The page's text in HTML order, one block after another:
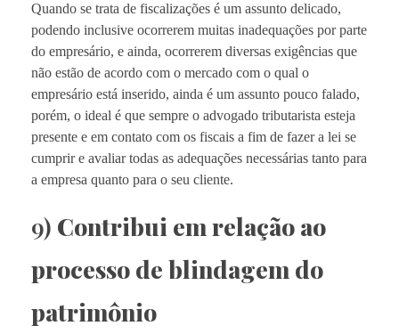
Quando se trata de fiscalizações é um assunto delicado,
podendo inclusive ocorrerem muitas inadequações por parte
do empresário, e ainda, ocorrerem diversas exigências que
não estão de acordo com o mercado com o qual o
empresário está inserido, ainda é um assunto pouco falado,
porém, o ideal é que sempre o advogado tributarista esteja
presente e em contato com os fiscais a fim de fazer a lei se
cumprir e avaliar todas as adequações necessárias tanto para
a empresa quanto para o seu cliente.
9) Contribui em relação ao
processo de blindagem do
patrimônio